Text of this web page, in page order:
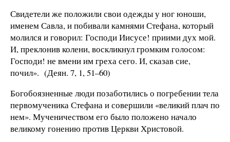
Свидетели же положили свои одежды у ног юноши,
именем Савла, и побивали камнями Стефана, который
молился и говорил: Господи Иисусе! приими дух мой.
И, преклонив колени, воскликнул громким голосом:
Господи! не вмени им греха сего. И, сказав сие,
почил». (Деян. 7, 1, 51–60)
Богобоязненные люди позаботились о погребении тела
первомученика Стефана и совершили «великий плач по
нем». Мученичеством его было положено начало
великому гонению против Церкви Христовой.